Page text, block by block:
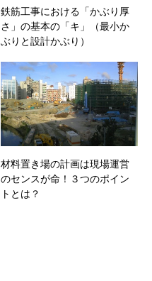
鉄筋工事における「かぶり厚
さ」の基本の「キ」（最小か
ぶりと設計かぶり）
材料置き場の計画は現場運営
のセンスが命！３つのポイン
トとは？